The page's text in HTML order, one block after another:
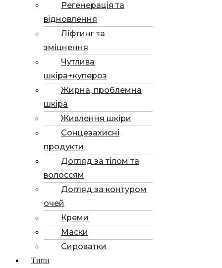
Регенерація та
відновлення
Ліфтинг та
зміцнення
Чутлива
шкіра+купероз
Жирна, проблемна
шкіра
Живлення шкіри
Сонцезахисні
продукти
Догляд за тілом та
волоссям
Догляд за контуром
очей
Креми
Маски
Сироватки
Типи